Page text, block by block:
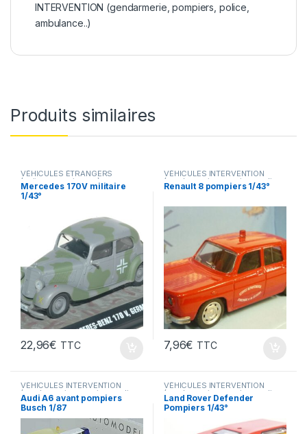
INTERVENTION (gendarmerie, pompiers, police,
ambulance..)
Produits similaires
VÉHICULES ÉTRANGERS
(voitures,camions ...),
VÉHICULES INTERVENTION
(gendarmerie, pompiers, police,
Mercedes 170V militaire
1/43°
22,96€ TTC
VÉHICULES INTERVENTION
(gendarmerie, pompiers, police,
ambulance..)
Renault 8 pompiers 1/43°
7,96€ TTC
VÉHICULES INTERVENTION
(gendarmerie, pompiers, police,
ambulance..)
Audi A6 avant pompiers
Busch 1/87
VÉHICULES INTERVENTION
(gendarmerie, pompiers, police,
ambulance..)
Land Rover Defender
Pompiers 1/43°